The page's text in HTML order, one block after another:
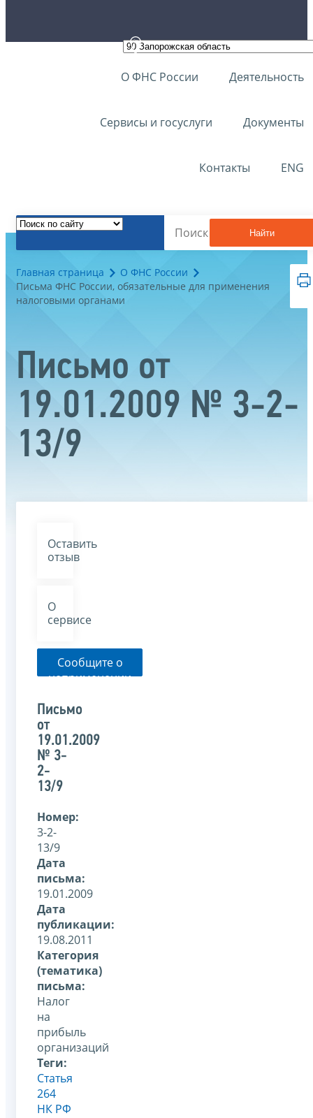
О ФНС России Деятельность
Сервисы и госуслуги Документы
Контакты ENG
Найти
Главная страница
О ФНС России
Письма ФНС России, обязательные для применения
налоговыми органами
Письмо от
19.01.2009 № 3-2-
13/9
Оставить
отзыв
О
сервисе
Сообщите о
неприменении
органом
письма
Письмо
от
19.01.2009
№ 3-
2-
13/9
Номер:
3-2-
13/9
Дата
письма:
19.01.2009
Дата
публикации:
19.08.2011
Категория
(тематика)
письма:
Налог
на
прибыль
организаций
Теги:
Статья
264
НК РФ